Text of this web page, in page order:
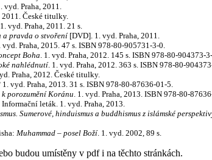
vyd. Praha, 2011.
České titulky.
vyd. Praha, 2011. 21 s.
pravda o stvoření[DVD]. 1. vyd. Praha, 2011.
vyd. Praha, 2015. 47 s. ISBN 978-80-905731-3-0.
Boha. 1. vyd. Praha, 2012. 145 s. ISBN 978-80-904373-
nahlédnutí. 1. vyd. Praha, 2012. 363 s. ISBN 978-80-
Praha, 2012. České titulky.
1. vyd. Praha, 2013. 31 s. ISBN 978-80-87636-01-5.
k porozumění Koránu. 1. vyd. Praha, 2013. ISBN 978-80-
Informační leták. 1. vyd. Praha, 2013.
Sumerové, hinduismus a buddhismus z islámské
Muhammad – posel Boží. 1. vyd. 2002, 89 s.
budou umístěny v pdf i na těchto stránkách.